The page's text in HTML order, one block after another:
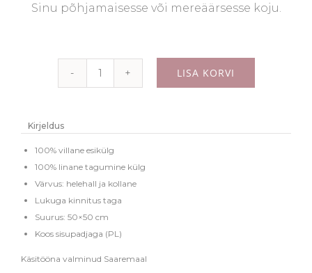
Sinu põhjamaisesse või mereäärsesse koju.
-
helehall
ja
kollane
kogus
LISA KORVI
Kirjeldus
100% villane esikülg
100% linane tagumine külg
Värvus: helehall ja kollane
Lukuga kinnitus taga
Suurus: 50×50 cm
Koos sisupadjaga (PL)
Käsitööna valminud Saaremaal